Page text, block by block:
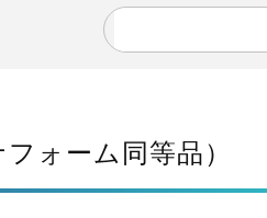
ォーム同等品）